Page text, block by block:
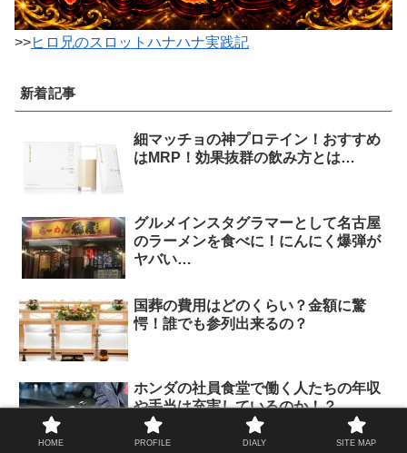
>>ヒロ兄のスロットハナハナ実践記
新着記事
細マッチョの神プロテイン！おすすめ
はMRP！効果抜群の飲み方とは…
グルメインスタグラマーとして名古屋
のラーメンを食べに！にんにく爆弾が
ヤバい…
国葬の費用はどのくらい？金額に驚
愕！誰でも参列出来るの？
ホンダの社員食堂で働く人たちの年収
や手当は充実しているのか！？
HOME PROFILE DIALY SITE MAP